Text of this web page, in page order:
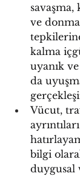
savaşma,
ve
kalma
uyanık
da
Vücut,
bilgi
duygusal